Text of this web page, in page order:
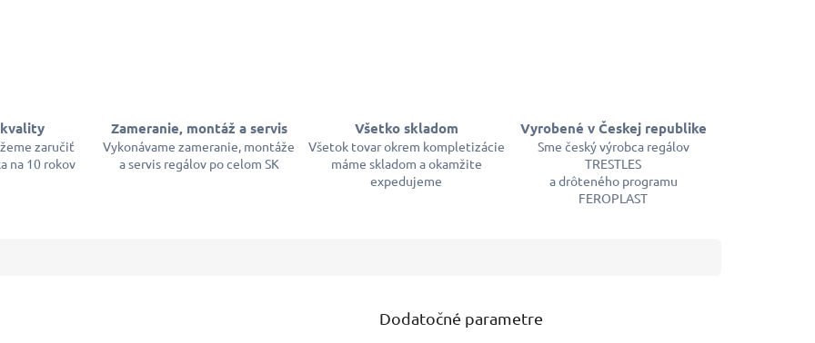
zaručiť
na 10 rokov
Zameranie, montáž a servis
Vykonávame zameranie, montáže
a servis regálov po celom SK
Všetko skladom
Všetok tovar okrem kompletizácie
máme skladom a okamžite
expedujeme
Vyrobené v Českej republike
Sme český výrobca regálov
TRESTLES
a drôteného programu
FEROPLAST
Dodatočné parametre